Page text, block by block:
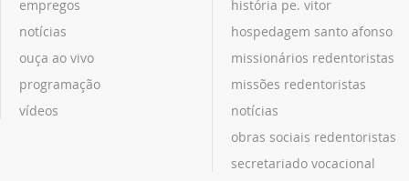
empregos
notícias
ouça ao vivo
programação
vídeos
história pe. vitor
hospedagem santo afonso
missionários redentoristas
missões redentoristas
notícias
obras sociais redentoristas
secretariado vocacional